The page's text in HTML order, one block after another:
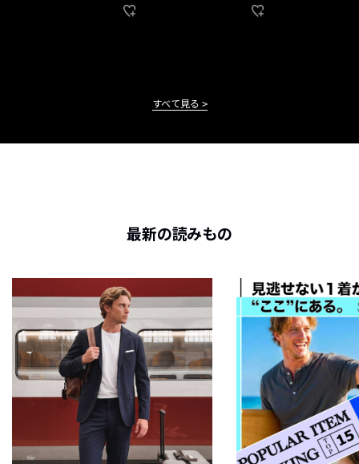
すべて見る
最新の読みもの